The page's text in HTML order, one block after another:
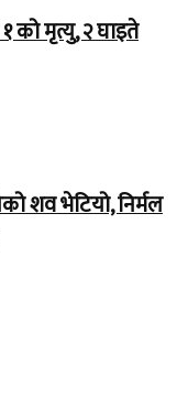
को मृत्यु, २ घाइते
शव भेटियो, निर्मल